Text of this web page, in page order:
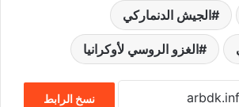
الجيش الدنماركي
الغزو الروسي لأوكرانيا
نسخ الرابط